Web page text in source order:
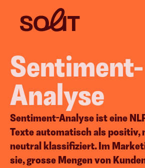
Projekte
Über uns
Blog
Jetzt anfragen
Sentiment-
Analyse
Sentiment-Analyse ist eine
Texte automatisch als positiv,
neutral klassifiziert. Im
sie, grosse Mengen von